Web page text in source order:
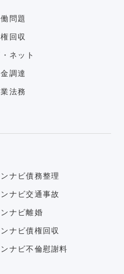
問題
回収
・ネット
調達
法務
ナビ債務整理
ナビ交通事故
ナビ離婚
ナビ債権回収
ナビ不倫慰謝料